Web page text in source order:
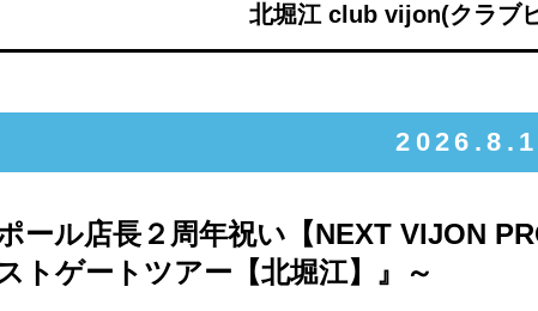
北堀江 club vijon(クラブ
ール店長２周年祝い【NEXT VIJON
トゲートツアー【北堀江】』～